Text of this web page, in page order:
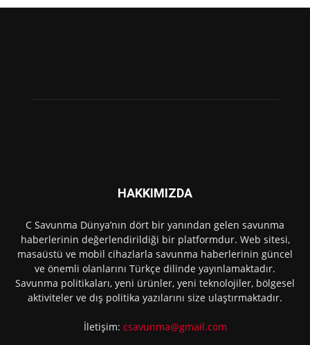
HAKKIMIZDA
C Savunma Dünya’nın dört bir yanından gelen savunma
haberlerinin değerlendirildiği bir platformdur. Web sitesi,
masaüstü ve mobil cihazlarla savunma haberlerinin güncel
ve önemli olanlarını Türkçe dilinde yayınlamaktadır.
Savunma politikaları, yeni ürünler, yeni teknolojiler, bölgesel
aktiviteler ve dış politika yazılarını size ulaştırmaktadır.
İletişim: csavunma@gmail.com